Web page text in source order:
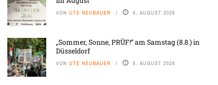
VON UTE NEUBAUER 6. AUGUST 2026
„Sommer, Sonne, PRÜF!“ am Samstag (8.8.) in
Düsseldorf
VON UTE NEUBAUER 6. AUGUST 2026